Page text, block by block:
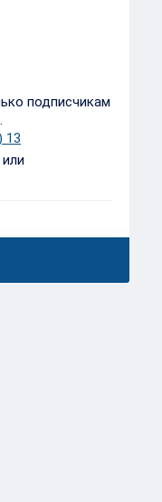
подписчикам
.
13
или